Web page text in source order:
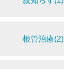
根管治療(2)